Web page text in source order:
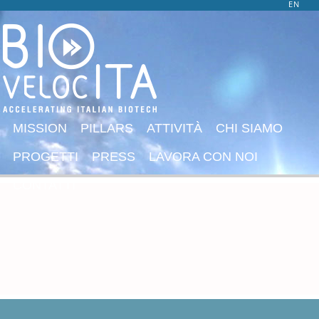
EN
MISSION PILLARS ATTIVITÀ
CHI SIAMO
PROGETTI
PRESS
LAVORA CON NOI